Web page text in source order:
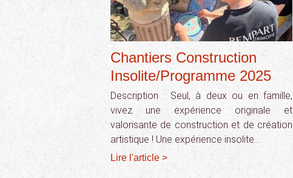
Chantiers Construction
Insolite/Programme 2025
Description : Seul, à deux ou en famille,
vivez une expérience originale et
valorisante de construction et de création
artistique ! Une expérience insolite…
Lire l'article >